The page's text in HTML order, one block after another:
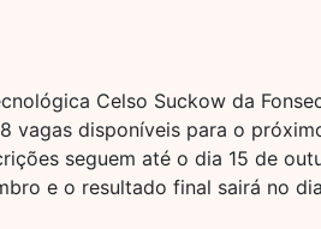
Celso Suckow da
vagas disponíveis para o
seguem até o dia 15 de
e o resultado final sairá no